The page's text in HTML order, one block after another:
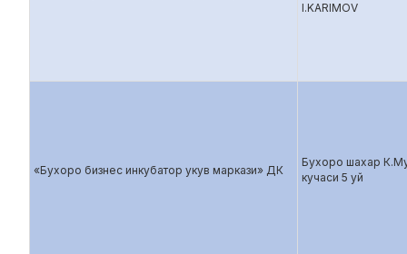
I.KARIMOV
«Бухоро бизнес инкубатор укув маркази» ДК
Бухоро шахар
кучаси 5 уй